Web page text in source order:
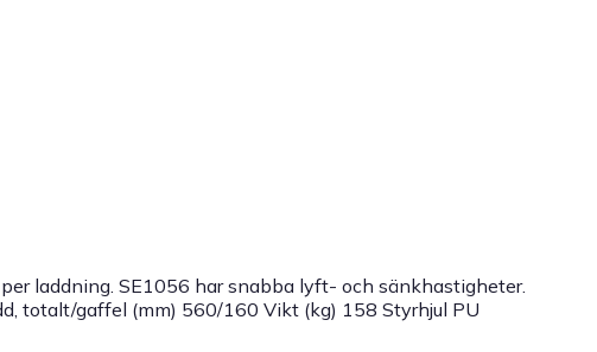
laddning. SE1056 har snabba lyft- och sänkhastigheter.
totalt/gaffel (mm) 560/160 Vikt (kg) 158 Styrhjul PU